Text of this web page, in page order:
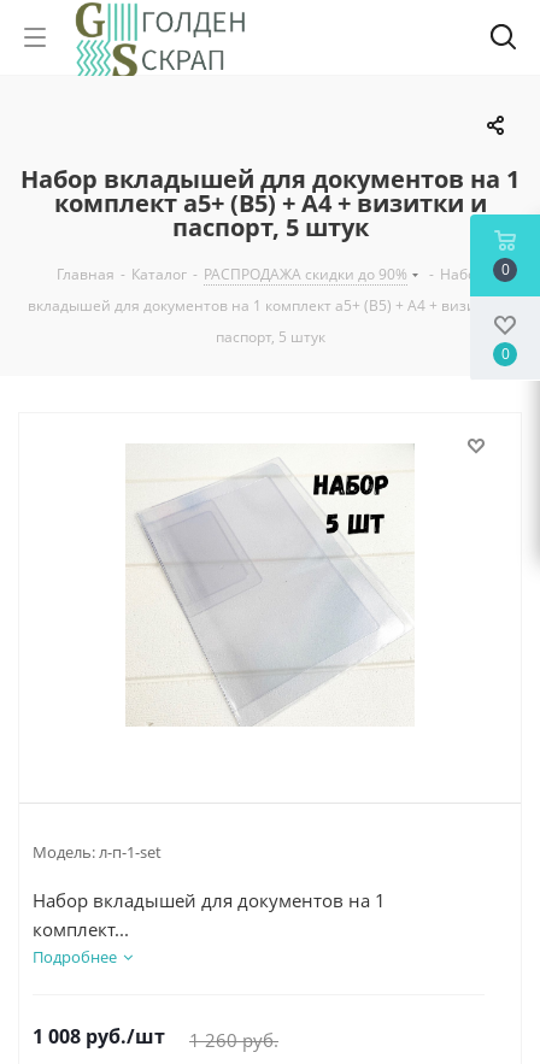
Набор вкладышей для документов на 1
комплект а5+ (B5) + А4 + визитки и
паспорт, 5 штук
Главная - Каталог - РАСПРОДАЖА скидки до 90% - Набор
вкладышей для документов на 1 комплект а5+ (B5) + А4 + визитки и
паспорт, 5 штук
Модель:л-п-1-set
Набор вкладышей для документов на 1
комплект...
Подробнее
1 008 руб./шт 1 260руб.
0
0